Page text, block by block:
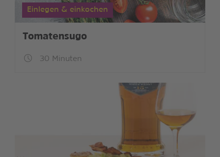
Einlegen & einkochen
Tomatensugo
30 Minuten